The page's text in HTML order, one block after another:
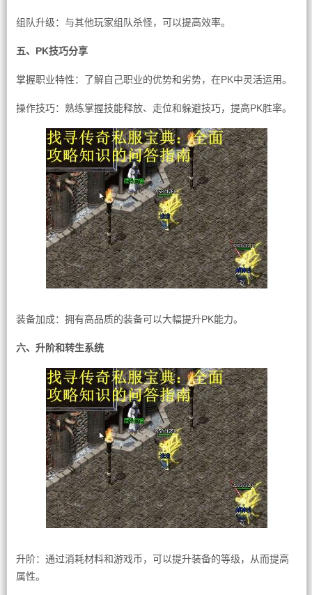
组队升级：与其他玩家组队杀怪，可以提高效率。
五、PK技巧分享
掌握职业特性：了解自己职业的优势和劣势，在PK中灵活运用。
操作技巧：熟练掌握技能释放、走位和躲避技巧，提高PK胜率。
装备加成：拥有高品质的装备可以大幅提升PK能力。
六、升阶和转生系统
升阶：通过消耗材料和游戏币，可以提升装备的等级，从而提高
属性。